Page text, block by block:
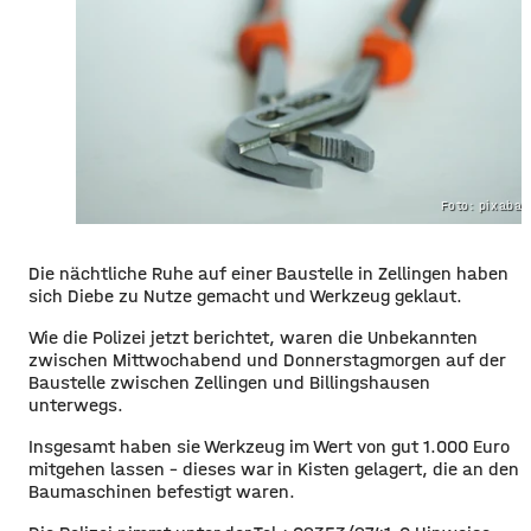
Foto:
Die nächtliche Ruhe auf einer Baustelle in Zellingen haben
sich Diebe zu Nutze gemacht und Werkzeug geklaut.
Wie die Polizei jetzt berichtet, waren die Unbekannten
zwischen Mittwochabend und Donnerstagmorgen auf der
Baustelle zwischen Zellingen und Billingshausen
unterwegs.
Insgesamt haben sie Werkzeug im Wert von gut 1.000 Euro
mitgehen lassen – dieses war in Kisten gelagert, die an den
Baumaschinen befestigt waren.